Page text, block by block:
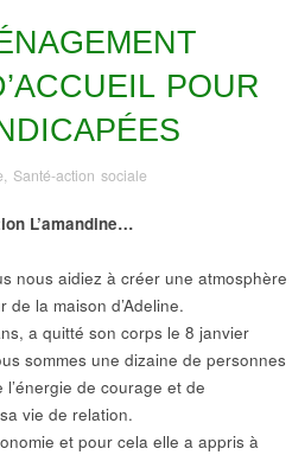
POUR
Santé-action sociale
L’amandine…
nous aidiez à créer une atmosphère
de la maison d’Adeline.
a quitté son corps le 8 janvier
sommes une dizaine de personnes
de courage et de
vie de relation.
et pour cela elle a appris à